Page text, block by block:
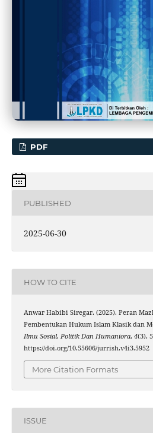
PDF
PUBLISHED
2025-06-30
HOW TO CITE
Anwar Habibi Siregar. (2025). Peran
Pembentukan Hukum Islam Klasik dan
Ilmu Sosial, Politik Dan Humaniora, 4(3),
https://doi.org/10.55606/jurrish.v4i3.5952
More Citation Formats
ISSUE